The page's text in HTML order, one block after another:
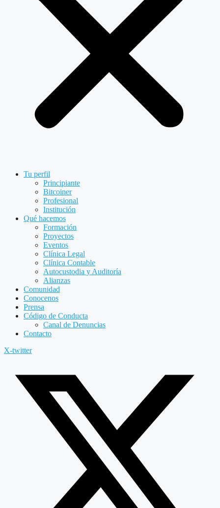
Tu perfil
Principiante
Bitcoiner
Profesional
Institución
Qué hacemos
Formación
Proyectos
Eventos
Clínica Legal
Clínica Contable
Autocustodia y Auditoría
Alianzas
Comunidad
Conocenos
Prensa
Código de Conducta
Canal de Denuncias
Contacto
X-twitter